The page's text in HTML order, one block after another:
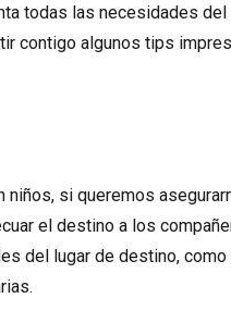
todas las necesidades del
contigo algunos tips
niños, si queremos
el destino a los
del lugar de destino,